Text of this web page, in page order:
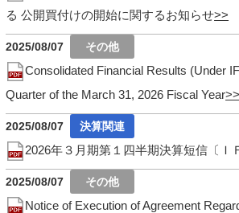
る 公開買付けの開始に関するお知らせ
2025/08/07
Consolidated Financial Results (Under
Quarter of the March 31, 2026 Fiscal Year
2025/08/07
2026年３月期第１四半期決算短信〔Ｉ
2025/08/07
Notice of Execution of Agreement